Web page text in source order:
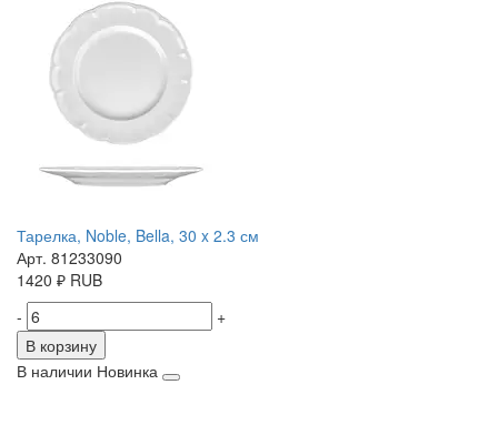
Тарелка, Noble, Bella, 30 x 2.3 см
Арт. 81233090
1420 ₽ RUB
-
+
В корзину
В наличии Новинка